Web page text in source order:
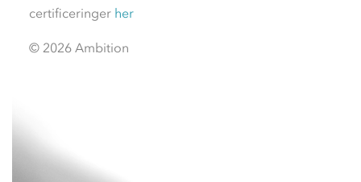
certificeringer her
© 2026 Ambition